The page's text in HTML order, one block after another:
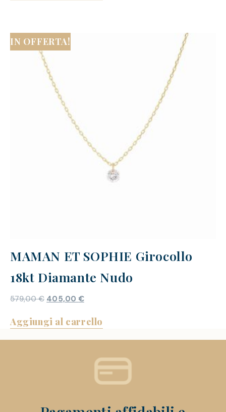
IN OFFERTA!
MAMAN ET SOPHIE Girocollo
18kt Diamante Nudo
579,00€ 405,00 €
Aggiungi al carrello